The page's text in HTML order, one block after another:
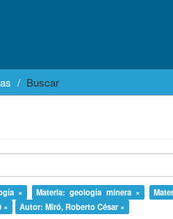
Buscar
× Materia: geología minera ×
× Autor: Miró, Roberto César ×